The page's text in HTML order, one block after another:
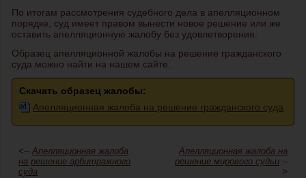
По итогам рассмотрения судебного дела в апелляционном
порядке, суд имеет правом вынести новое решение или же
оставить апелляционную жалобу без удовлетворения.
Образец апелляционной жалобы на решение гражданского
суда можно найти на нашем сайте.
Скачать образец жалобы:
Апелляционная жалоба на решение гражданского суда
<-- Апелляционная жалоба
на решение арбитражного
суда
Апелляционная жалоба на
решение мирового судьи --
>